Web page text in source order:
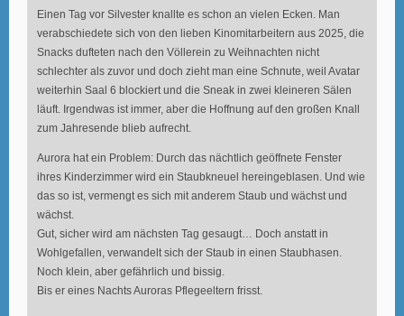
Einen Tag vor Silvester knallte es schon an vielen Ecken. Man
verabschiedete sich von den lieben Kinomitarbeitern aus 2025, die
Snacks dufteten nach den Völlerein zu Weihnachten nicht
schlechter als zuvor und doch zieht man eine Schnute, weil Avatar
weiterhin Saal 6 blockiert und die Sneak in zwei kleineren Sälen
läuft. Irgendwas ist immer, aber die Hoffnung auf den großen Knall
zum Jahresende blieb aufrecht.
Aurora hat ein Problem: Durch das nächtlich geöffnete Fenster
ihres Kinderzimmer wird ein Staubkneuel hereingeblasen. Und wie
das so ist, vermengt es sich mit anderem Staub und wächst und
wächst.
Gut, sicher wird am nächsten Tag gesaugt… Doch anstatt in
Wohlgefallen, verwandelt sich der Staub in einen Staubhasen.
Noch klein, aber gefährlich und bissig.
Bis er eines Nachts Auroras Pflegeeltern frisst.